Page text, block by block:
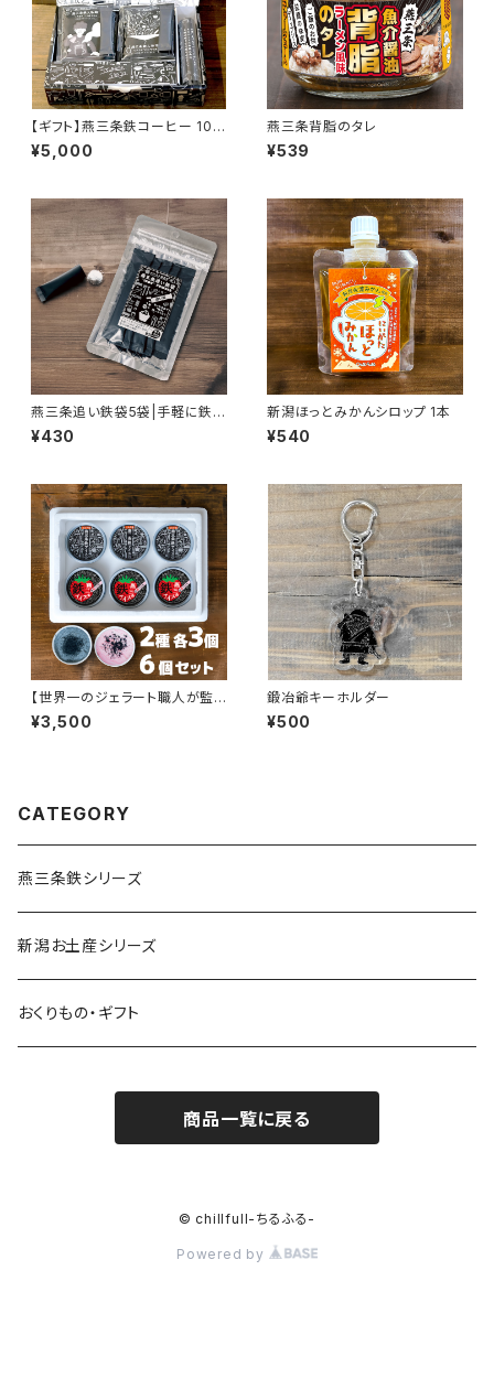
【ギフト】燕三条鉄コーヒー 10袋
（化粧箱入）
¥5,000
燕三条背脂のタレ
¥539
燕三条追い鉄袋5袋|手軽に鉄
分！アイス・コーヒー・ヨーグルト
にかけるだけの鉄分入甘味料
¥430
新潟ほっとみかんシロップ 1本
¥540
【世界一のジェラート職人が監
修】 燕三条鉄アイス＆鉄苺ミル
ク味（越後姫使用）セット｜新潟
¥3,500
鍛冶爺キーホルダー
¥500
CATEGORY
燕三条鉄シリーズ
新潟お土産シリーズ
おくりもの・ギフト
商品一覧に戻る
© chillfull-ちるふる-
Powered by